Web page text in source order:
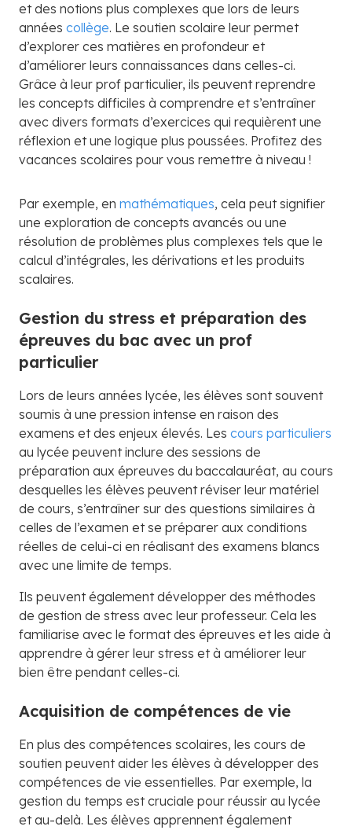
et des notions plus complexes que lors de leurs
années collège. Le soutien scolaire leur permet
d’explorer ces matières en profondeur et
d’améliorer leurs connaissances dans celles-ci.
Grâce à leur prof particulier, ils peuvent reprendre
les concepts difficiles à comprendre et s’entraîner
avec divers formats d’exercices qui requièrent une
réflexion et une logique plus poussées. Profitez des
vacances scolaires pour vous remettre à niveau !
Par exemple, en mathématiques, cela peut signifier
une exploration de concepts avancés ou une
résolution de problèmes plus complexes tels que le
calcul d’intégrales, les dérivations et les produits
scalaires.
Gestion du stress et préparation des
épreuves du bac avec un prof
particulier
Lors de leurs années lycée, les élèves sont souvent
soumis à une pression intense en raison des
examens et des enjeux élevés. Les cours particuliers
au lycée peuvent inclure des sessions de
préparation aux épreuves du baccalauréat, au cours
desquelles les élèves peuvent réviser leur matériel
de cours, s’entraîner sur des questions similaires à
celles de l’examen et se préparer aux conditions
réelles de celui-ci en réalisant des examens blancs
avec une limite de temps.
Ils peuvent également développer des méthodes
de gestion de stress avec leur professeur. Cela les
familiarise avec le format des épreuves et les aide à
apprendre à gérer leur stress et à améliorer leur
bien être pendant celles-ci.
Acquisition de compétences de vie
En plus des compétences scolaires, les cours de
soutien peuvent aider les élèves à développer des
compétences de vie essentielles. Par exemple, la
gestion du temps est cruciale pour réussir au lycée
et au-delà. Les élèves apprennent également